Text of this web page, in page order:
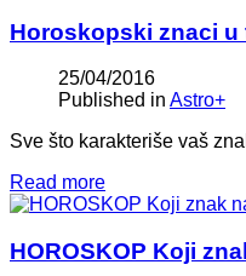
Horoskopski znaci u
25/04/2016
Published in Astro+
Sve što karakteriše vaš
Read more
HOROSKOP Koji